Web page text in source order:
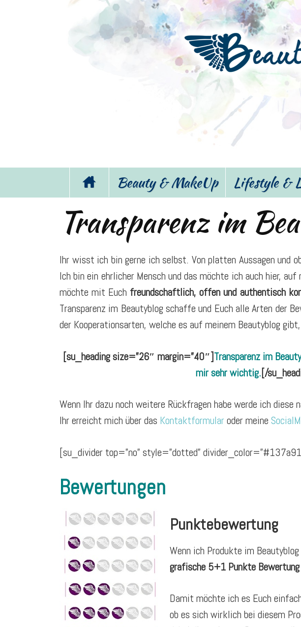
Beauty & MakeUp Lifestyle &
Transparenz im
Ihr wisst ich bin gerne ich selbst. Von platten Aussagen und
Ich bin ein ehrlicher Mensch und das möchte ich auch hier,
möchte mit Euch freundschaftlich, offen und authentisch
Transparenz im Beautyblog schaffe und Euch alle Arten der
der Kooperationsarten, welche es auf meinem Beautyblog
[su_heading size=”26″ margin=”40″]Transparenz im
mir sehr wichtig.[/
Wenn Ihr dazu noch weitere Rückfragen habe werde ich
Ihr erreicht mich über das Kontaktformular oder meine
[su_divider top=”no” style=”dotted”
Bewertungen
Punktebewertung
Wenn ich Produkte im
grafische 5+1 Punkte Bewertung
Damit möchte ich es Euch
ob es sich wirklich bei diesem